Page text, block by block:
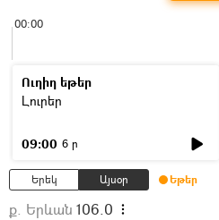
00:00
Ուղիղ եթեր
Լուրեր
09:00 6 ր
Երեկ Այսօր Եթեր
ք. Երևան 106.0